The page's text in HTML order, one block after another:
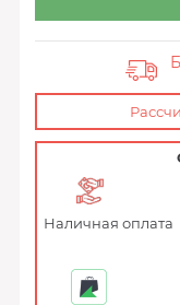
Наличная оплата